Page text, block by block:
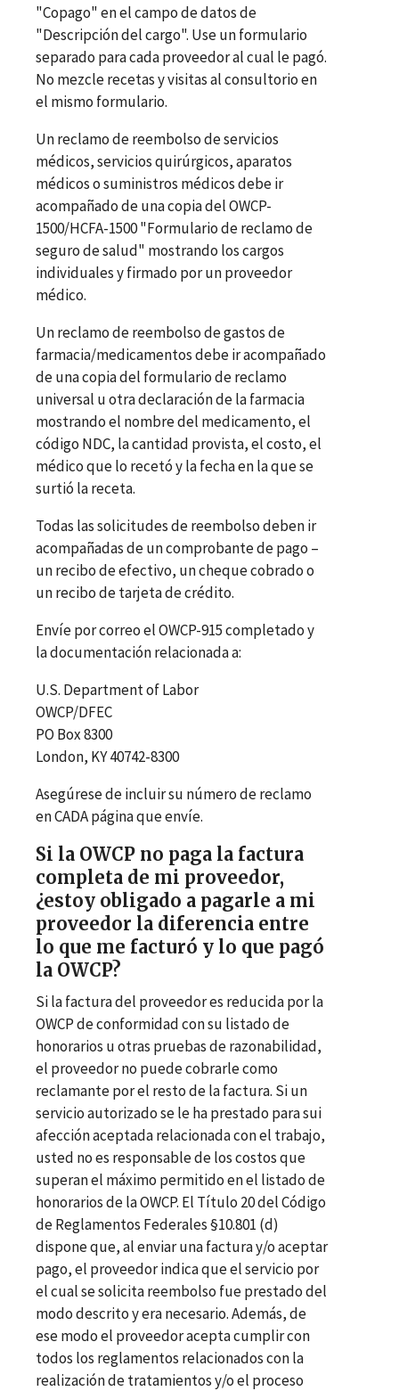
"Copago" en el campo de datos de
"Descripción del cargo". Use un formulario
separado para cada proveedor al cual le pagó.
No mezcle recetas y visitas al consultorio en
el mismo formulario.
Un reclamo de reembolso de servicios
médicos, servicios quirúrgicos, aparatos
médicos o suministros médicos debe ir
acompañado de una copia del OWCP-
1500/HCFA-1500 "Formulario de reclamo de
seguro de salud" mostrando los cargos
individuales y firmado por un proveedor
médico.
Un reclamo de reembolso de gastos de
farmacia/medicamentos debe ir acompañado
de una copia del formulario de reclamo
universal u otra declaración de la farmacia
mostrando el nombre del medicamento, el
código NDC, la cantidad provista, el costo, el
médico que lo recetó y la fecha en la que se
surtió la receta.
Todas las solicitudes de reembolso deben ir
acompañadas de un comprobante de pago –
un recibo de efectivo, un cheque cobrado o
un recibo de tarjeta de crédito.
Envíe por correo el OWCP-915 completado y
la documentación relacionada a:
U.S. Department of Labor
OWCP/DFEC
PO Box 8300
London, KY 40742-8300
Asegúrese de incluir su número de reclamo
en CADA página que envíe.
Si la OWCP no paga la factura
completa de mi proveedor,
¿estoy obligado a pagarle a mi
proveedor la diferencia entre
lo que me facturó y lo que pagó
la OWCP?
Si la factura del proveedor es reducida por la
OWCP de conformidad con su listado de
honorarios u otras pruebas de razonabilidad,
el proveedor no puede cobrarle como
reclamante por el resto de la factura. Si un
servicio autorizado se le ha prestado para sui
afección aceptada relacionada con el trabajo,
usted no es responsable de los costos que
superan el máximo permitido en el listado de
honorarios de la OWCP. El Título 20 del Código
de Reglamentos Federales§10.801 (d)
dispone que, al enviar una factura y/o aceptar
pago, el proveedor indica que el servicio por
el cual se solicita reembolso fue prestado del
modo descrito y era necesario. Además, de
ese modo el proveedor acepta cumplir con
todos los reglamentos relacionados con la
realización de tratamientos y/o el proceso